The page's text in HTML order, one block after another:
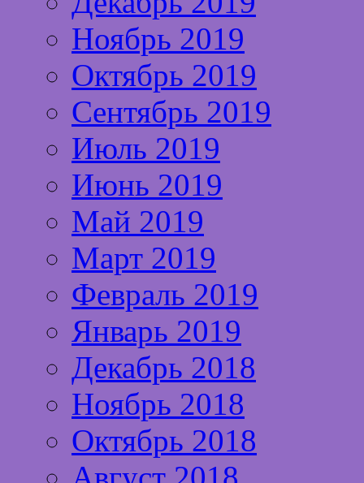
Ноябрь 2019
Октябрь 2019
Сентябрь 2019
Июль 2019
Июнь 2019
Май 2019
Март 2019
Февраль 2019
Январь 2019
Декабрь 2018
Ноябрь 2018
Октябрь 2018